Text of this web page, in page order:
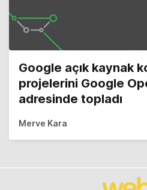
Google açık kaynak
projelerini Google
adresinde topladı
Merve Kara